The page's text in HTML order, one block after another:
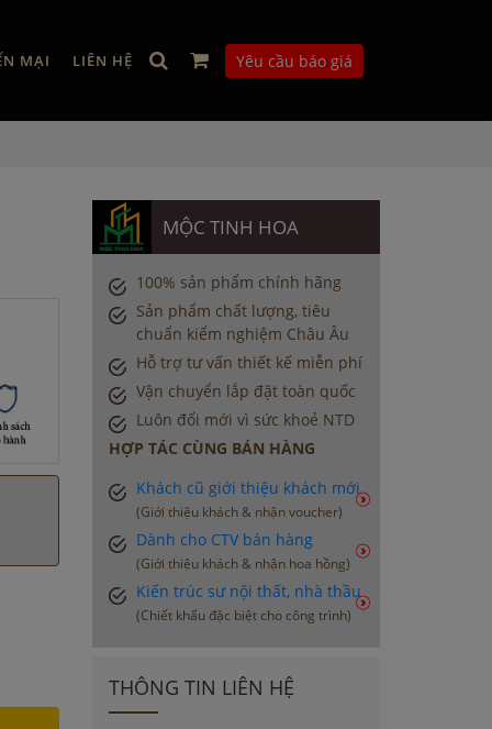
MẠI LIÊN HỆ Yêu cầu báo giá
MỘC TINH HOA
100% sản phẩm chính hãng
Sản phẩm chất lượng, tiêu
chuẩn kiểm nghiệm Châu Âu
Hỗ trợ tư vấn thiết kế miễn phí
Vận chuyển lắp đặt toàn quốc
Luôn đổi mới vì sức khoẻ NTD
HỢP TÁC CÙNG BÁN HÀNG
Khách cũ giới thiệu khách mới
(Giới thiệu khách & nhận voucher)
Dành cho CTV bán hàng
(Giới thiệu khách & nhận hoa hồng)
Kiến trúc sư nội thất, nhà thầu
(Chiết khấu đặc biệt cho công trình)
THÔNG TIN LIÊN HỆ